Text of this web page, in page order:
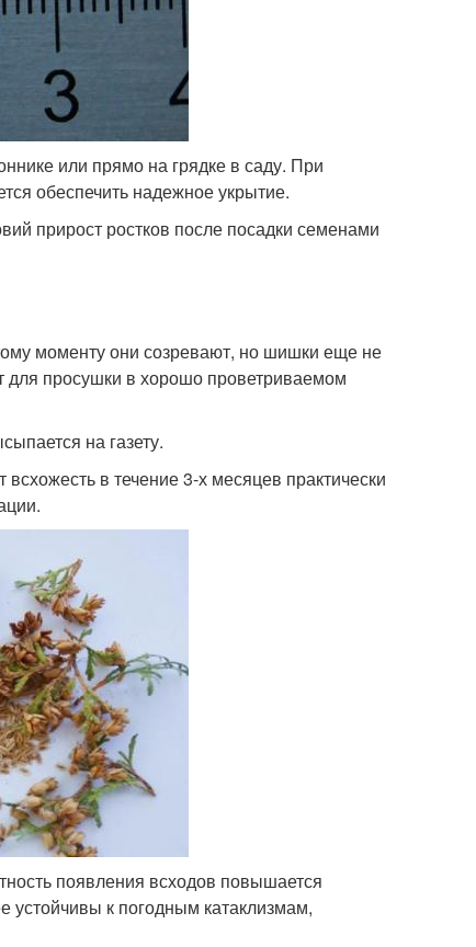
или прямо на грядке в саду. При
обеспечить надежное укрытие.
прирост ростков после посадки семенами
моменту они созревают, но шишки еще не
для просушки в хорошо проветриваемом
на газету.
в течение 3-х месяцев практически
появления всходов повышается
к погодным катаклизмам,